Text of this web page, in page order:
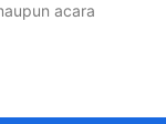
acara